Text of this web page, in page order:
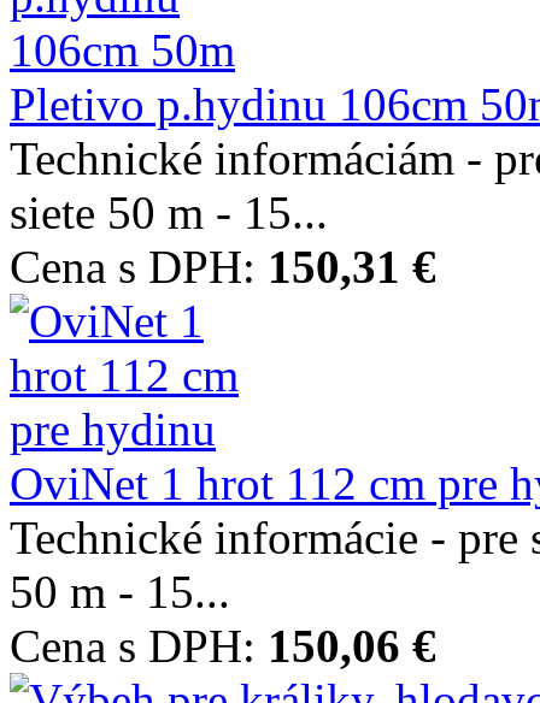
Pletivo p.hydinu 106cm
Technické informáciám -
siete 50 m - 15...
Cena s DPH: 150,31 €
OviNet 1 hrot 112 cm pre
Technické informácie -
50 m - 15...
Cena s DPH: 150,06 €